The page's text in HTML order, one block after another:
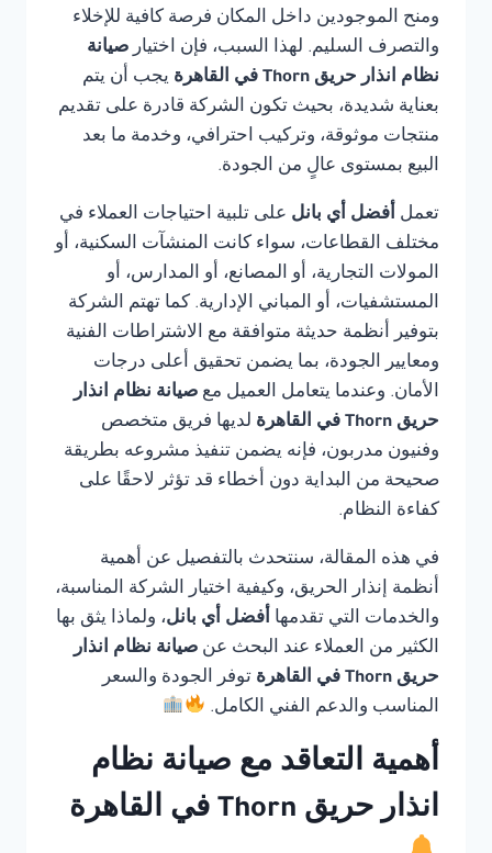
ومنح الموجودين داخل المكان فرصة كافية للإخلاء
والتصرف السليم. لهذا السبب، فإن اختيار صيانة
نظام انذار حريق Thorn في القاهرة
يجب أن يتم
بعناية شديدة، بحيث تكون الشركة قادرة على تقديم
منتجات موثوقة، وتركيب احترافي، وخدمة ما بعد
البيع بمستوى عالٍ من الجودة.
تعمل أفضل أي بانل على تلبية احتياجات العملاء في
مختلف القطاعات، سواء كانت المنشآت السكنية، أو
المولات التجارية، أو المصانع، أو المدارس، أو
المستشفيات، أو المباني الإدارية. كما تهتم الشركة
بتوفير أنظمة حديثة متوافقة مع الاشتراطات الفنية
ومعايير الجودة، بما يضمن تحقيق أعلى درجات
الأمان. وعندما يتعامل العميل مع صيانة نظام انذار
حريق Thorn في القاهرة
لديها فريق متخصص
وفنيون مدربون، فإنه يضمن تنفيذ مشروعه بطريقة
صحيحة من البداية دون أخطاء قد تؤثر لاحقًا على
كفاءة النظام.
في هذه المقالة، سنتحدث بالتفصيل عن أهمية
أنظمة إنذار الحريق، وكيفية اختيار الشركة المناسبة،
والخدمات التي تقدمها أفضل أي بانل، ولماذا يثق بها
الكثير من العملاء عند البحث عن صيانة نظام انذار
حريق Thorn في القاهرة
توفر الجودة والسعر
المناسب والدعم الفني الكامل.
أهمية التعاقد مع صيانة نظام
انذار حريق Thorn في القاهرة